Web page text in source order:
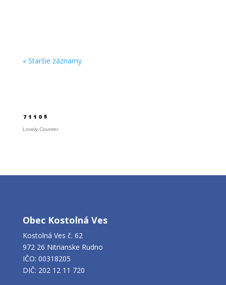
« Staršie záznamy
Lovely Counter
Obec Kostolná Ves
Kostolná Ves č. 62
972 26 Nitrianske Rudno
IČO: 00318205
DIČ: 202 12 11 720